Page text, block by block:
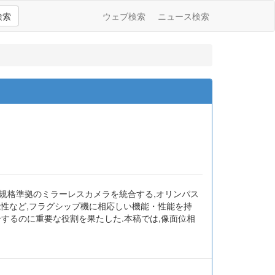
索 ウェブ検索 ニュース検索
格準拠のミラーレスカメラを統合する,オリンパス
など,フラグシップ機に相応しい機能・性能を持
るのに重要な役割を果たした.本稿では,像面位相